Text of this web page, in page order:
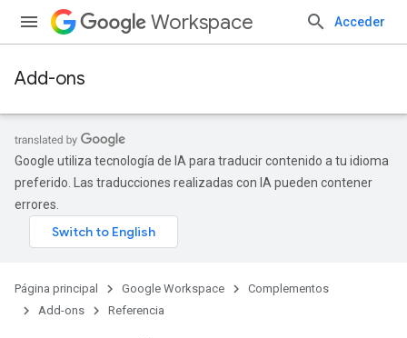
Workspace Acceder
Add-ons
Google utiliza tecnología de IA para traducir contenido a tu idioma
preferido. Las traducciones realizadas con IA pueden contener
errores.
Página principal Google Workspace
Complementos
Add-ons
Referencia